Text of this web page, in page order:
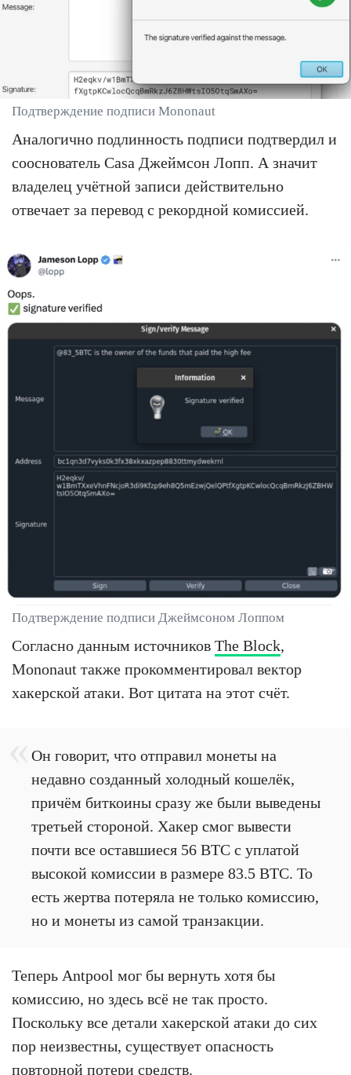
Подтверждение подписи Mononaut
Аналогично подлинность подписи подтвердил и
сооснователь Casa Джеймсон Лопп. А значит
владелец учётной записи действительно
отвечает за перевод с рекордной комиссией.
Подтверждение подписи Джеймсоном Лоппом
Согласно данным источников The Block,
Mononaut также прокомментировал вектор
хакерской атаки. Вот цитата на этот счёт.
Он говорит, что отправил монеты на
недавно созданный холодный кошелёк,
причём биткоины сразу же были выведены
третьей стороной. Хакер смог вывести
почти все оставшиеся 56 BTC с уплатой
высокой комиссии в размере 83.5 BTC. То
есть жертва потеряла не только комиссию,
но и монеты из самой транзакции.
Теперь Antpool мог бы вернуть хотя бы
комиссию, но здесь всё не так просто.
Поскольку все детали хакерской атаки до сих
пор неизвестны, существует опасность
повторной потери средств.